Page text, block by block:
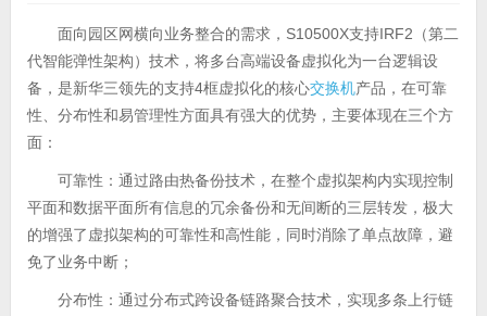
面向园区网横向业务整合的需求，S10500X支持IRF2（第二
代智能弹性架构）技术，将多台高端设备虚拟化为一台逻辑设
备，是新华三领先的支持4框虚拟化的核心交换机产品，在可靠
性、分布性和易管理性方面具有强大的优势，主要体现在三个方
面：
可靠性：通过路由热备份技术，在整个虚拟架构内实现控制
平面和数据平面所有信息的冗余备份和无间断的三层转发，极大
的增强了虚拟架构的可靠性和高性能，同时消除了单点故障，避
免了业务中断；
分布性：通过分布式跨设备链路聚合技术，实现多条上行链